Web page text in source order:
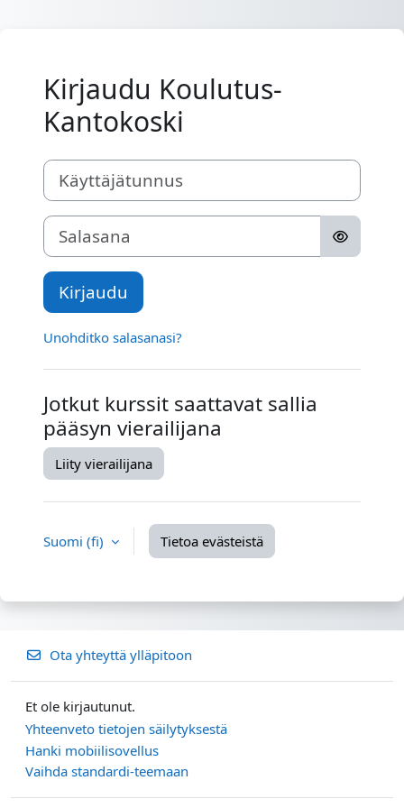
Kirjaudu Koulutus-
Kantokoski
Käyttäjätunnus
Salasana
Kirjaudu
Unohditko salasanasi?
Jotkut kurssit saattavat sallia
pääsyn vierailijana
Liity vierailijana
Suomi ‎(fi)‎ Tietoa evästeistä
Ota yhteyttä ylläpitoon
Et ole kirjautunut.
Yhteenveto tietojen säilytyksestä
Hanki mobiilisovellus
Vaihda standardi-teemaan